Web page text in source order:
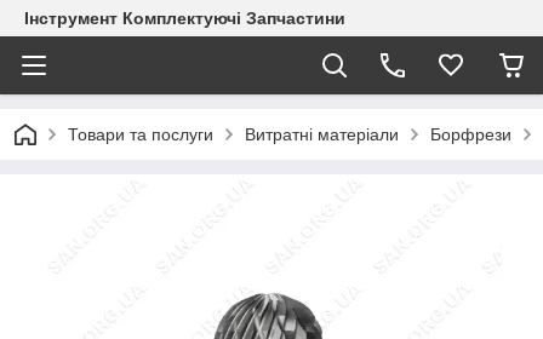
Інструмент Комплектуючі Запчастини
Товари та послуги Витратні матеріали Борфрези